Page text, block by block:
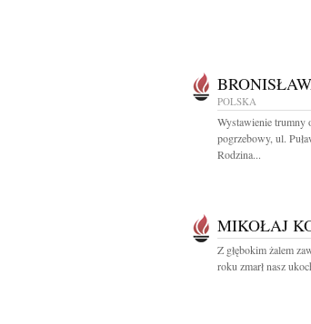
POLSKA
Wystawienie trumny
pogrzebowy, ul.
Rodzina...
MIKOŁAJ
Z głębokim żalem
roku zmarł nasz